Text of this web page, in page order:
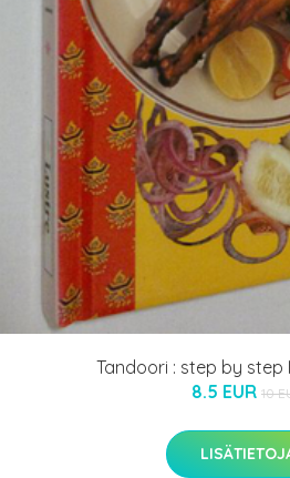
Tandoori : step by step
8.5 EUR 10